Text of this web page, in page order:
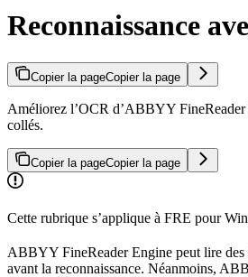
Reconnaissance
Copier la pageCopier la page
Améliorez l’OCR d’ABBYY FineReader
collés.
Copier la pageCopier la page
Cette rubrique s’applique à FRE pour
ABBYY FineReader Engine peut lire des
avant la reconnaissance. Néanmoins,